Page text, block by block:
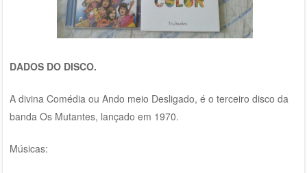
DADOS DO DISCO.
A divina Comédia ou Ando meio Desligado, é o terceiro disco da
banda Os Mutantes, lançado em 1970.
Músicas: